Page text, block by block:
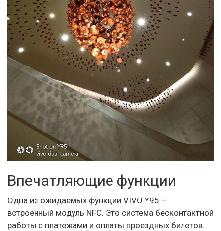
Впечатляющие функции
Одна из ожидаемых функций VIVO Y95 –
встроенный модуль NFC. Это система бесконтактной
работы с платежами и оплаты проездных билетов.